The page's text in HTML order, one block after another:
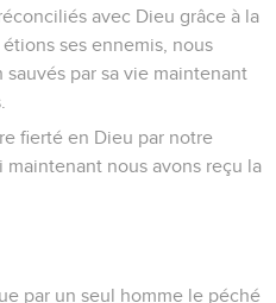
avec Dieu grâce à la
ses ennemis, nous
par sa vie maintenant
fierté en Dieu par notre
maintenant nous avons reçu la
par un seul homme le péché